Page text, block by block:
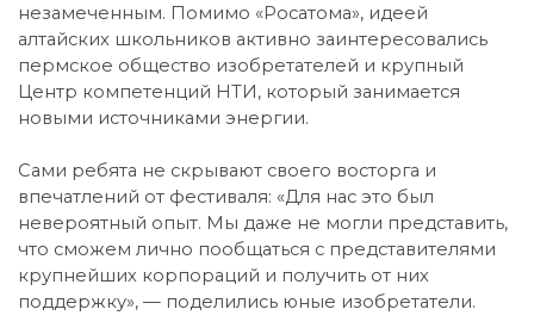
незамеченным. Помимо «Росатома», идеей
алтайских школьников активно заинтересовались
пермское общество изобретателей и крупный
Центр компетенций НТИ, который занимается
новыми источниками энергии.
Сами ребята не скрывают своего восторга и
впечатлений от фестиваля: «Для нас это был
невероятный опыт. Мы даже не могли представить,
что сможем лично пообщаться с представителями
крупнейших корпораций и получить от них
поддержку», — поделились юные изобретатели.